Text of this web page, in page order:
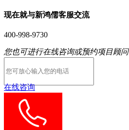
现在就与新鸿儒客服交流
400-998-9730
您也可进行在线咨询或预约项目顾问
在线咨询